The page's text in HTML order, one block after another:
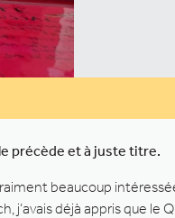
précède et à juste titre.
beaucoup
j’avais déjà appris que